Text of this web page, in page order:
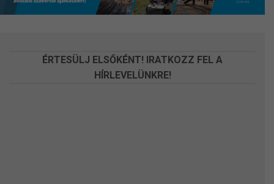
ÉRTESÜLJ ELSŐKÉNT! IRATKOZZ FEL A
HÍRLEVELÜNKRE!